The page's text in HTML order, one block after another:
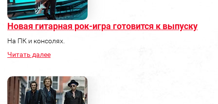
Новая гитарная рок-игра готовится к выпуску
На ПК и консолях.
Читать далее